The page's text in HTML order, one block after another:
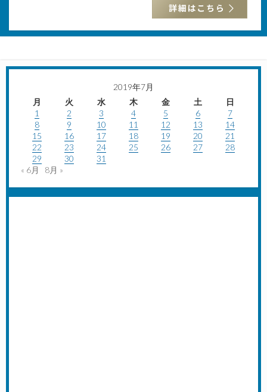
2019年7月
月
火 水 木 金 土
日
1
2 3 4 5 6
7
8
9 10 11 12 13
14
15
16 17 18 19 20
21
22
23 24 25 26 27
28
29
30
31
« 6月
8月 »